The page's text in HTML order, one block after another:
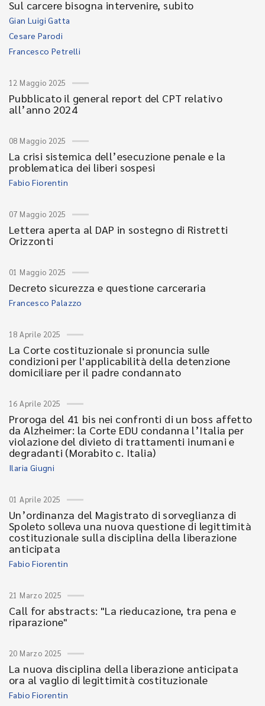
Sul carcere bisogna intervenire, subito
Gian Luigi Gatta
Cesare Parodi
Francesco Petrelli
12 Maggio 2025
Pubblicato il general report del CPT relativo
all’anno 2024
08 Maggio 2025
La crisi sistemica dell’esecuzione penale e la
problematica dei liberi sospesi
Fabio Fiorentin
07 Maggio 2025
Lettera aperta al DAP in sostegno di Ristretti
Orizzonti
01 Maggio 2025
Decreto sicurezza e questione carceraria
Francesco Palazzo
18 Aprile 2025
La Corte costituzionale si pronuncia sulle
condizioni per l'applicabilità della detenzione
domiciliare per il padre condannato
16 Aprile 2025
Proroga del 41 bis nei confronti di un boss affetto
da Alzheimer: la Corte EDU condanna l’Italia per
violazione del divieto di trattamenti inumani e
degradanti (Morabito c. Italia)
Ilaria Giugni
01 Aprile 2025
Un’ordinanza del Magistrato di sorveglianza di
Spoleto solleva una nuova questione di legittimità
costituzionale sulla disciplina della liberazione
anticipata
Fabio Fiorentin
21 Marzo 2025
Call for abstracts: "La rieducazione, tra pena e
riparazione"
20 Marzo 2025
La nuova disciplina della liberazione anticipata
ora al vaglio di legittimità costituzionale
Fabio Fiorentin